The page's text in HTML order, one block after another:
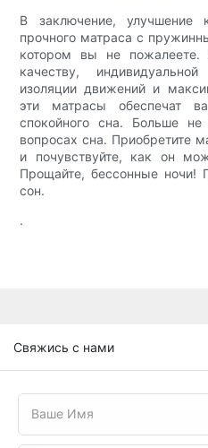
В заключение,
прочного матраса с
котором вы не пожалеете.
качеству,
изоляции движений и
эти матрасы обеспечат
спокойного сна. Больше
вопросах сна. Приобретите
и почувствуйте, как он
Прощайте, бессонные ночи!
сон.
.
Свяжись с нами
Ваше Имя